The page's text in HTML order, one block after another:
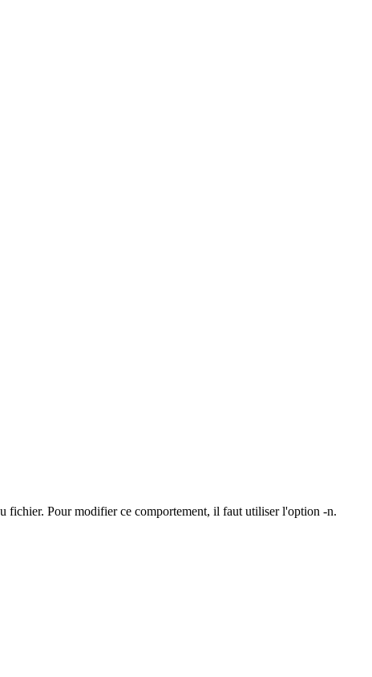
fichier. Pour modifier ce comportement, il faut utiliser l'option -n.